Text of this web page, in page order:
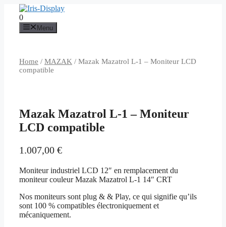
contenu
0
Menu
Home / MAZAK / Mazak Mazatrol L-1 – Moniteur LCD
compatible
Mazak Mazatrol L-1 – Moniteur
LCD compatible
1.007,00 €
Moniteur industriel LCD 12″ en remplacement du
moniteur couleur Mazak Mazatrol L-1 14″ CRT
Nos moniteurs sont plug & & Play, ce qui signifie qu’ils
sont 100 % compatibles électroniquement et
mécaniquement.